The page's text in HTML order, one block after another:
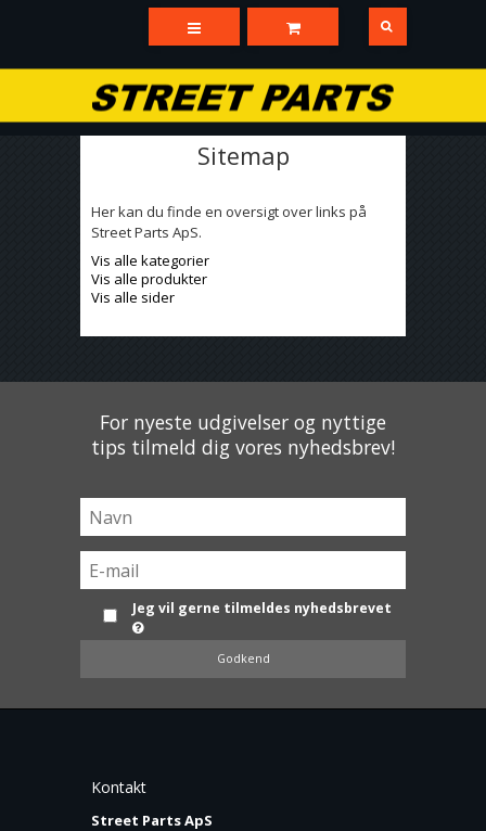
Sitemap
Her kan du finde en oversigt over links på
Street Parts ApS.
Vis alle kategorier
Vis alle produkter
Vis alle sider
For nyeste udgivelser og nyttige
tips tilmeld dig vores nyhedsbrev!
Jeg vil gerne tilmeldes nyhedsbrevet
Godkend
Kontakt
Street Parts ApS